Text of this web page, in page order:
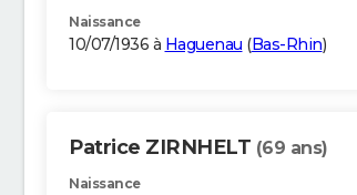
Naissance
10/07/1936 à Haguenau (Bas-Rhin)
Patrice ZIRNHELT (69 ans)
Naissance